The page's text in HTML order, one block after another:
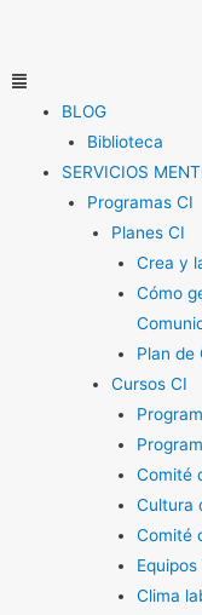
contenido
Menú
BLOG
Biblioteca
SERVICIOS
Programas CI
Planes CI
Crea y
Cómo
Plan de
Cursos CI
Comité
Cultura
Comité
Clima